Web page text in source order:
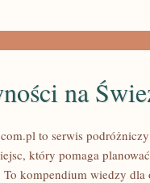
na
to serwis
który pomaga
To kompendium wiedzy dla